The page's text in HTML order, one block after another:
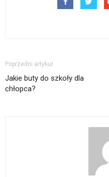
Poprzedni artykuł
Jakie buty do szkoły dla
chłopca?